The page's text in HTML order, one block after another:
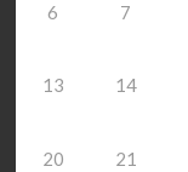
6 7
13 14
20 21